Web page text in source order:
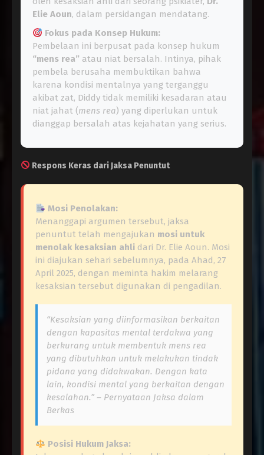
Elie Aoun, dalam persidangan mendatang.
Fokus pada Konsep Hukum:
Pembelaan ini berpusat pada konsep hukum
“mens rea” atau niat bersalah. Intinya, pihak
pembela berusaha membuktikan bahwa
karena kondisi mentalnya yang terganggu
akibat zat, Diddy tidak memiliki kesadaran atau
niat jahat (mens rea) yang diperlukan untuk
dianggap bersalah atas kejahatan yang serius.
Respons Keras dari Jaksa Penuntut
Mosi Penolakan:
Menanggapi argumen tersebut, jaksa
penuntut telah mengajukan mosi untuk
menolak kesaksian ahli dari Dr. Elie Aoun. Mosi
ini diajukan sehari sebelumnya, pada Ahad, 27
April 2025, dengan meminta hakim melarang
kesaksian tersebut digunakan di pengadilan.
“Kesaksian yang diinformasikan berkaitan
dengan kapasitas mental terdakwa yang
berkurang untuk membentuk mens rea
yang dibutuhkan untuk melakukan tindak
pidana yang didakwakan. Dengan kata
lain, kondisi mental yang berkaitan dengan
kesalahan.” – Pernyataan Jaksa dalam
Berkas
Posisi Hukum Jaksa: